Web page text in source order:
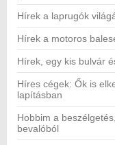
Hírek a laprugók
Hírek a motoros
Hírek, egy kis bulvár
Híres cégek: Ők is
lapításban
Hobbim a
bevalóból